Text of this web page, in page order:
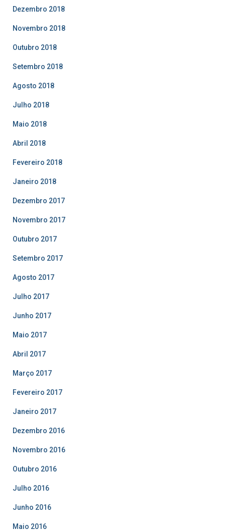
Dezembro 2018
Novembro 2018
Outubro 2018
Setembro 2018
Agosto 2018
Julho 2018
Maio 2018
Abril 2018
Fevereiro 2018
Janeiro 2018
Dezembro 2017
Novembro 2017
Outubro 2017
Setembro 2017
Agosto 2017
Julho 2017
Junho 2017
Maio 2017
Abril 2017
Março 2017
Fevereiro 2017
Janeiro 2017
Dezembro 2016
Novembro 2016
Outubro 2016
Julho 2016
Junho 2016
Maio 2016